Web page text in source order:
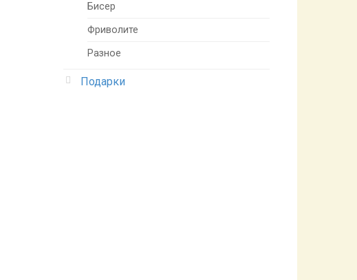
Бисер
Фриволите
Разное
Подарки